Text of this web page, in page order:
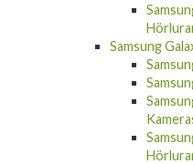
Samsung